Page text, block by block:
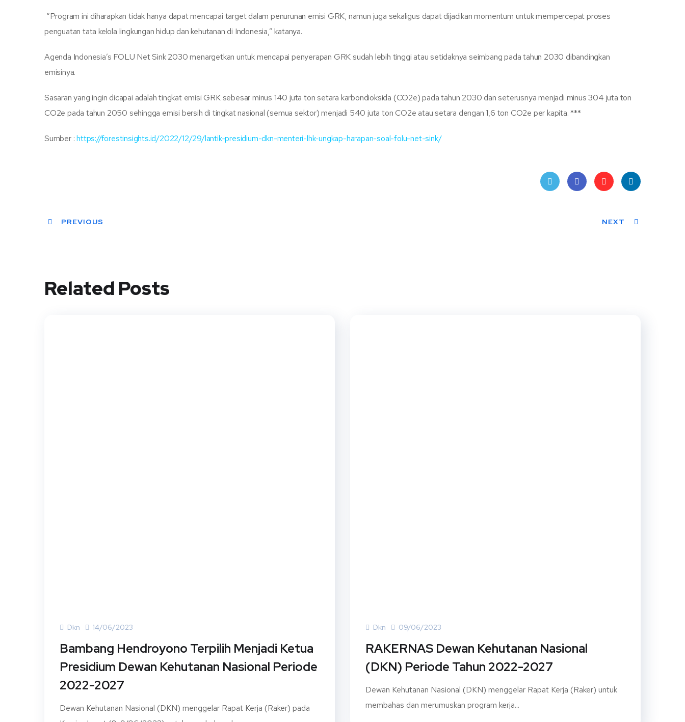
“Program ini diharapkan tidak hanya dapat mencapai target dalam penurunan emisi GRK, namun juga sekaligus dapat dijadikan momentum untuk mempercepat proses
penguatan tata kelola lingkungan hidup dan kehutanan di Indonesia,” katanya.
Agenda Indonesia’s FOLU Net Sink 2030 menargetkan untuk mencapai penyerapan GRK sudah lebih tinggi atau setidaknya seimbang pada tahun 2030 dibandingkan
emisinya.
Sasaran yang ingin dicapai adalah tingkat emisi GRK sebesar minus 140 juta ton setara karbondioksida (CO2e) pada tahun 2030 dan seterusnya menjadi minus 304 juta ton
CO2e pada tahun 2050 sehingga emisi bersih di tingkat nasional (semua sektor) menjadi 540 juta ton CO2e atau setara dengan 1,6 ton CO2e per kapita. ***
Sumber :https://forestinsights.id/2022/12/29/lantik-presidium-dkn-menteri-lhk-ungkap-harapan-soal-folu-net-sink/
eres
dIn
PREVIOUS NEXT
Related Posts
Dkn 14/06/2023
Bambang Hendroyono Terpilih Menjadi Ketua
Presidium Dewan Kehutanan Nasional Periode
2022-2027
Dewan Kehutanan Nasional (DKN) menggelar Rapat Kerja (Raker) pada
Dkn 09/06/2023
RAKERNAS Dewan Kehutanan Nasional
(DKN) Periode Tahun 2022-2027
Dewan Kehutanan Nasional (DKN) menggelar Rapat Kerja (Raker) untuk
membahas dan merumuskan program kerja...